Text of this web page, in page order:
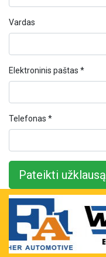
Vardas
Elektroninis paštas *
Telefonas *
Pateikti užklausą